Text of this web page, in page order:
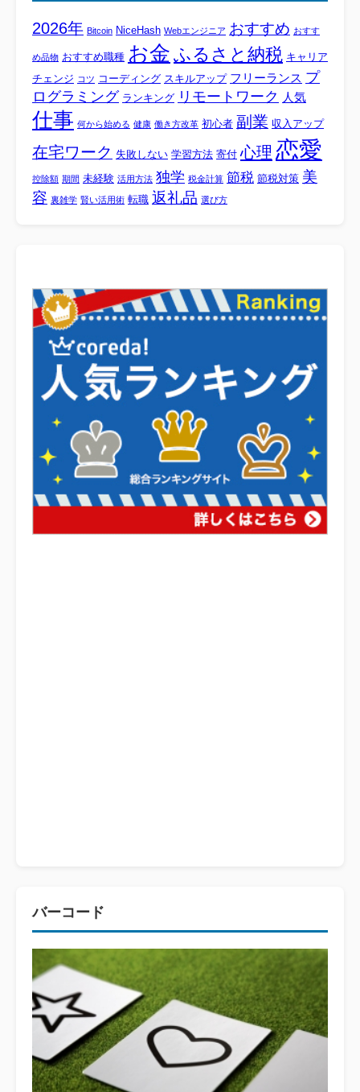
2026年 Bitcoin NiceHash Webエンジニア おすすめ おすす
め品物 おすすめ職種 お金 ふるさと納税 キャリア
チェンジ コツ コーディング スキルアップ フリーランス プ
ログラミング ランキング リモートワーク 人気
仕事 何から始める 健康 働き方改革 初心者 副業 収入アップ
在宅ワーク 失敗しない 学習方法 寄付 心理 恋愛
控除額 期間 未経験 活用方法 独学 税金計算 節税 節税対策 美
容 裏雑学 賢い活用術 転職 返礼品 選び方
バーコード